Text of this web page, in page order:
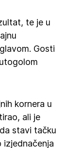
te je u
Gosti
kornera u
ali je
stavi tačku
izjednačenja